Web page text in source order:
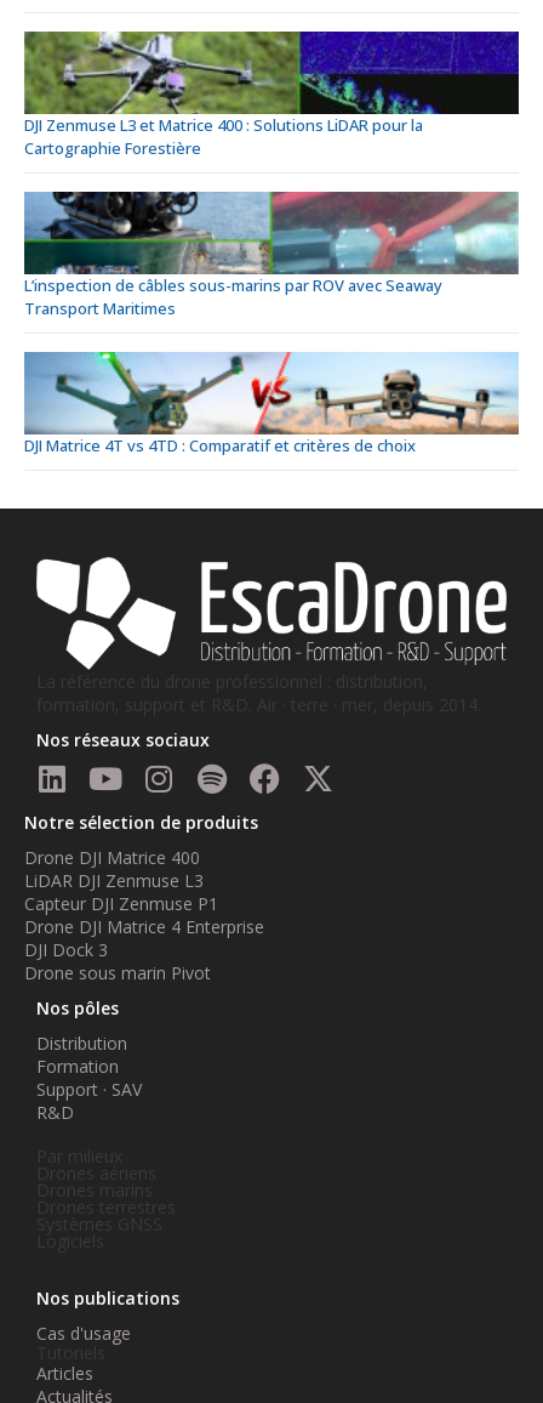
DJI Zenmuse L3 et Matrice 400 : Solutions LiDAR pour la
Cartographie Forestière
L’inspection de câbles sous-marins par ROV avec Seaway
Transport Maritimes
DJI Matrice 4T vs 4TD : Comparatif et critères de choix
La référence du drone professionnel : distribution,
formation, support et R&D. Air · terre · mer, depuis 2014.
Nos réseaux sociaux
Notre sélection de produits
Drone DJI Matrice 400
LiDAR DJI Zenmuse L3
Capteur DJI Zenmuse P1
Drone DJI Matrice 4 Enterprise
DJI Dock 3
Drone sous marin Pivot
Nos pôles
Distribution
Formation
Support · SAV
R&D
Drones aériens
Drones marins
Drones terrestres
Systèmes GNSS
Logiciels
Nos publications
Cas d'usage
Tutoriels
Articles
Actualités